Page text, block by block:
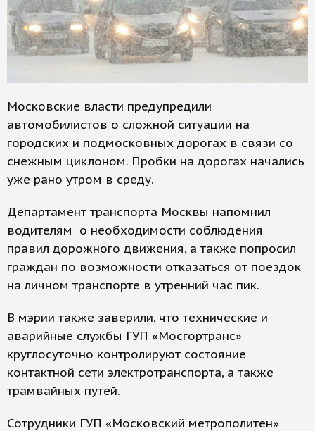
Московские власти предупредили
автомобилистов о сложной ситуации на
городских и подмосковных дорогах в связи со
снежным циклоном. Пробки на дорогах начались
уже рано утром в среду.
Департамент транспорта Москвы напомнил
водителям о необходимости соблюдения
правил дорожного движения, а также попросил
граждан по возможности отказаться от поездок
на личном транспорте в утренний час пик.
В мэрии также заверили, что технические и
аварийные службы ГУП «Мосгортранс»
круглосуточно контролируют состояние
контактной сети электротранспорта, а также
трамвайных путей.
Сотрудники ГУП «Московский метрополитен»